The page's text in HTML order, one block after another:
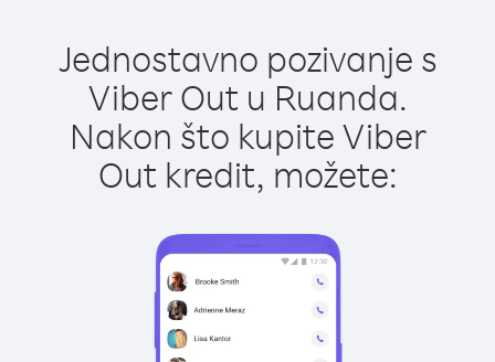
Jednostavno pozivanje s
Viber Out u Ruanda.
Nakon što kupite Viber
Out kredit, možete: